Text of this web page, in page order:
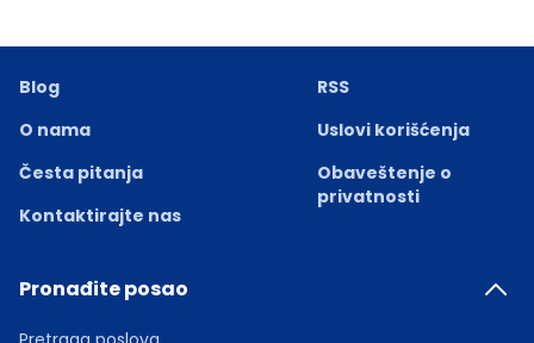
Blog
O nama
Česta pitanja
Kontaktirajte nas
RSS
Uslovi korišćenja
Obaveštenje o
privatnosti
Pronađite posao